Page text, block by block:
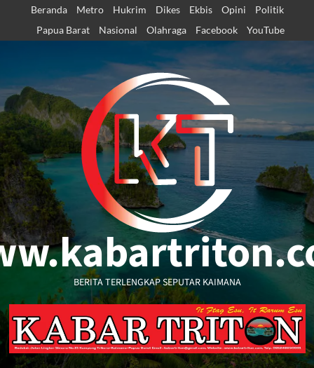
content
Beranda Metro Hukrim Dikes Ekbis Opini
Politik
Papua Barat
Nasional Olahraga Facebook YouTube
BERITA TERLENGKAP SEPUTAR KAIMANA